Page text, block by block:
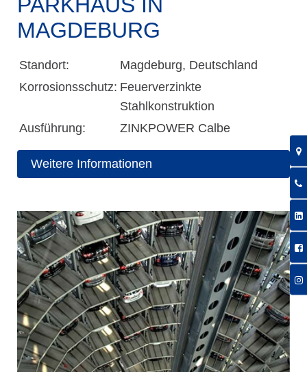
MAGDEBURG
Standort:
Magdeburg, Deutschland
Korrosionsschutz: Feuerverzinkte
Stahlkonstruktion
Ausführung:
ZINKPOWER Calbe
Weitere Informationen